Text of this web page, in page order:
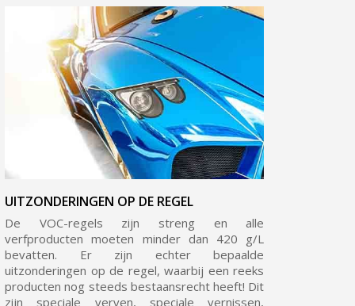
Schrijf je in voor de nieuwsbrief: €5 korting
Levering binnen 48-72 uur in Nederland
Betaling in 4x gratis vanaf een aankoopwaarde van 30€.
Je online offerte in minder dan 1 minuut
Deel je creaties en ontvang shopping vouchers
Verzamel loyaliteitspunten bij elke bestelling
Retourneer producten binnen 14 dagen
Schrijf je in voor de nieuwsbrief: €5 korting
UITZONDERINGEN OP DE REGEL
De VOC-regels zijn streng en alle
verfproducten moeten minder dan 420 g/L
bevatten. Er zijn echter bepaalde
uitzonderingen op de regel, waarbij een reeks
producten nog steeds bestaansrecht heeft! Dit
zijn speciale verven, speciale vernissen,